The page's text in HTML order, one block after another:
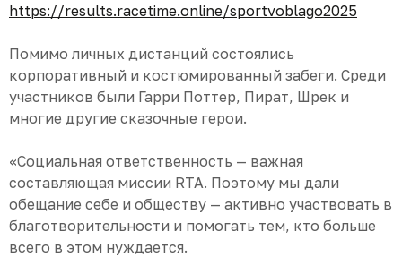
https://results.racetime.online/sportvoblago2025
Помимо личных дистанций состоялись
корпоративный и костюмированный забеги. Среди
участников были Гарри Поттер, Пират, Шрек и
многие другие сказочные герои.
«Социальная ответственность — важная
составляющая миссии RTA. Поэтому мы дали
обещание себе и обществу — активно участвовать в
благотворительности и помогать тем, кто больше
всего в этом нуждается.